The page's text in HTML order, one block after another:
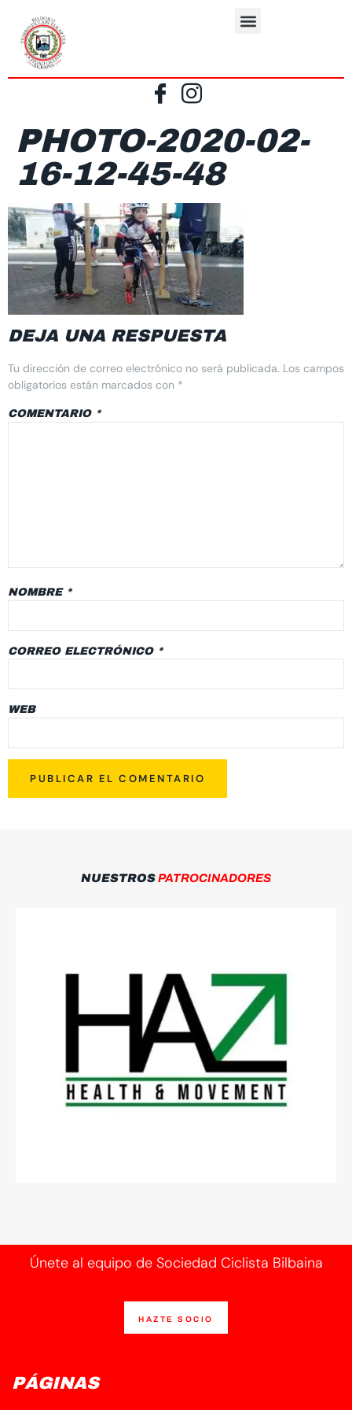
PHOTO-2020-02-
16-12-45-48
DEJA UNA RESPUESTA
Tu dirección de correo electrónico no será publicada. Los campos
obligatorios están marcados con *
COMENTARIO *
NOMBRE *
CORREO ELECTRÓNICO *
WEB
NUESTROSPATROCINADORES
Únete al equipo de Sociedad Ciclista Bilbaina
HAZTE SOCIO
PÁGINAS